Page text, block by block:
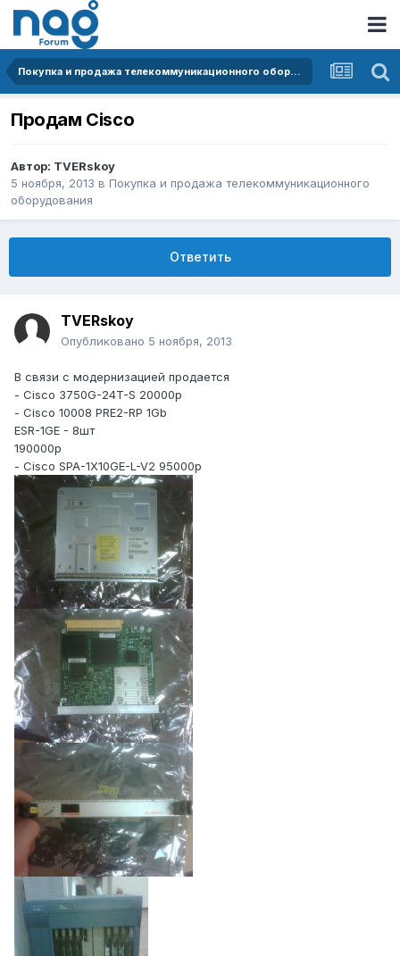
Покупка и продажа телекоммуникационного оборудования
Продам Cisco
Автор: TVERskoy
5 ноября, 2013 в Покупка и продажа телекоммуникационного
оборудования
Ответить
TVERskoy
Опубликовано 5 ноября, 2013
В связи с модернизацией продается
- Cisco 3750G-24T-S 20000р
- Cisco 10008 PRE2-RP 1Gb
ESR-1GE - 8шт
190000р
- Cisco SPA-1X10GE-L-V2 95000р